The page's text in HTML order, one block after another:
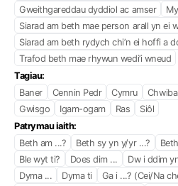
Gweithgareddau dyddiol ac amser
Siarad am beth mae person arall yn ei
Siarad am beth rydych chi’n ei hoffi a
Trafod beth mae rhywun wedi’i wneud
Tagiau:
Baner
Cennin Pedr Cymru
Gwisgo
Igam-ogam Ras
Siôl
Patrymau iaith:
Beth am ...?
Beth sy yn y/yr ...?
Ble wyt ti?
Does dim ... Dw i ddim
Dyma ...
Dyma ti Ga i ...? (Cei/Na